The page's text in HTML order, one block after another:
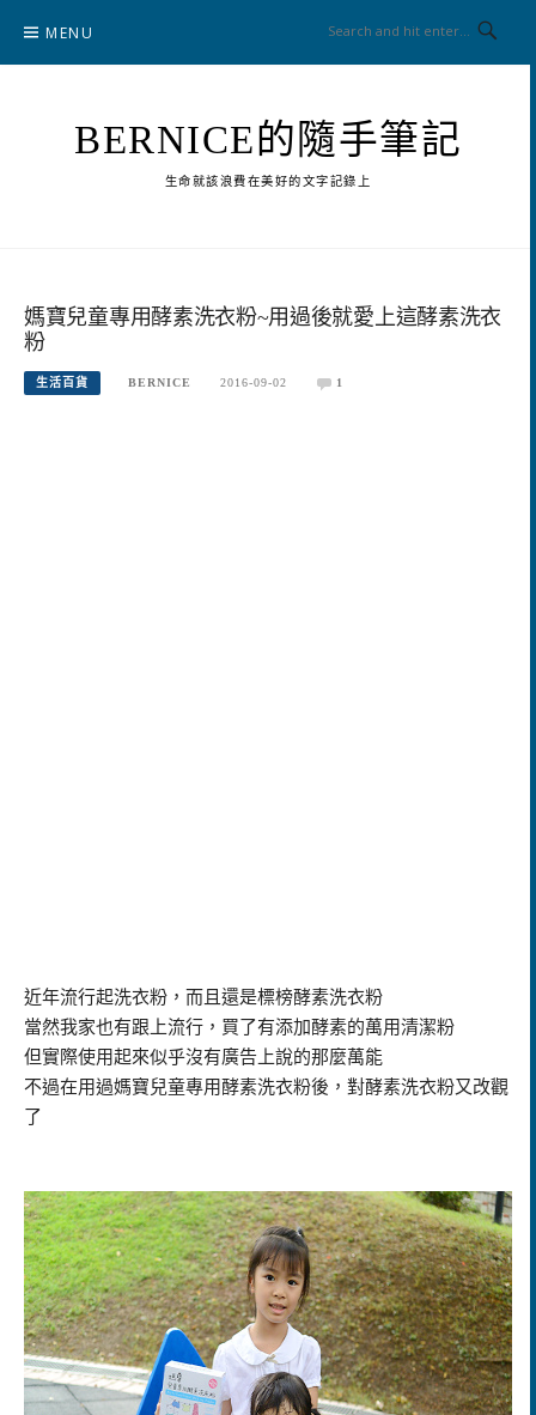
content
MENU
BERNICE的隨手筆記
生命就該浪費在美好的文字記錄上
媽寶兒童專用酵素洗衣粉~用過後就愛上這酵素洗衣
粉
生活百貨 BERNICE 2016-09-02 1
近年流行起洗衣粉，而且還是標榜酵素洗衣粉
當然我家也有跟上流行，買了有添加酵素的萬用清潔粉
但實際使用起來似乎沒有廣告上說的那麼萬能
不過在用過媽寶兒童專用酵素洗衣粉後，對酵素洗衣粉又改觀
了